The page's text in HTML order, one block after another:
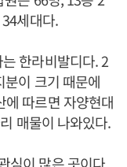
세대다.
한라비발디다. 2
이 크기 때문에
에 따르면 자양현대
매물이 나와있다.